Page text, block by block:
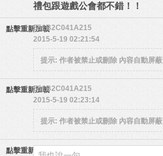
禮包跟遊戲公會都不錯！！
點擊重新加載551B2C041A215
2015-5-19 02:21:54
提示: 作者被禁止或刪除 內容自動屏蔽
點擊重新加載551B2C041A215
2015-5-19 02:23:14
提示: 作者被禁止或刪除 內容自動屏蔽
點擊重新加載